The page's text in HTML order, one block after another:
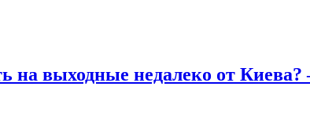
на выходные недалеко от